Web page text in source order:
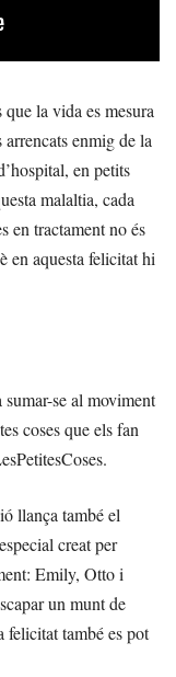
la vida es mesura
enmig de la
en petits
malaltia, cada
en tractament no és
en aquesta felicitat hi
se al moviment
coses que els fan
llança també el
creat per
Emily, Otto i
un munt de
felicitat també es pot